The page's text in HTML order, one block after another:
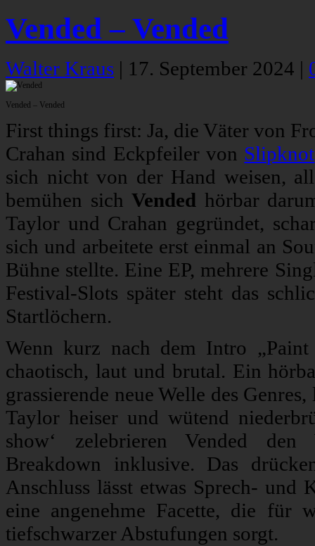
Vended – Vended
Walter Kraus | 17. September 2024 |
Vended – Vended
First things first: Ja, die Väter von
Crahan sind Eckpfeiler von Slipknot
sich nicht von der Hand weisen,
bemühen sichVended hörbar
Taylor und Crahan gegründet,
sich und arbeitete erst einmal an
Bühne stellte. Eine EP, mehrere
Festival-Slots später steht das
Startlöchern.
Wenn kurz nach dem Intro
chaotisch, laut und brutal. Ein
grassierende neue Welle des
Taylor heiser und wütend
show‘ zelebrieren Vended den
Breakdown inklusive. Das
Anschluss lässt etwas Sprech-
eine angenehme Facette, die für
tiefschwarzer Abstufungen sorgt.